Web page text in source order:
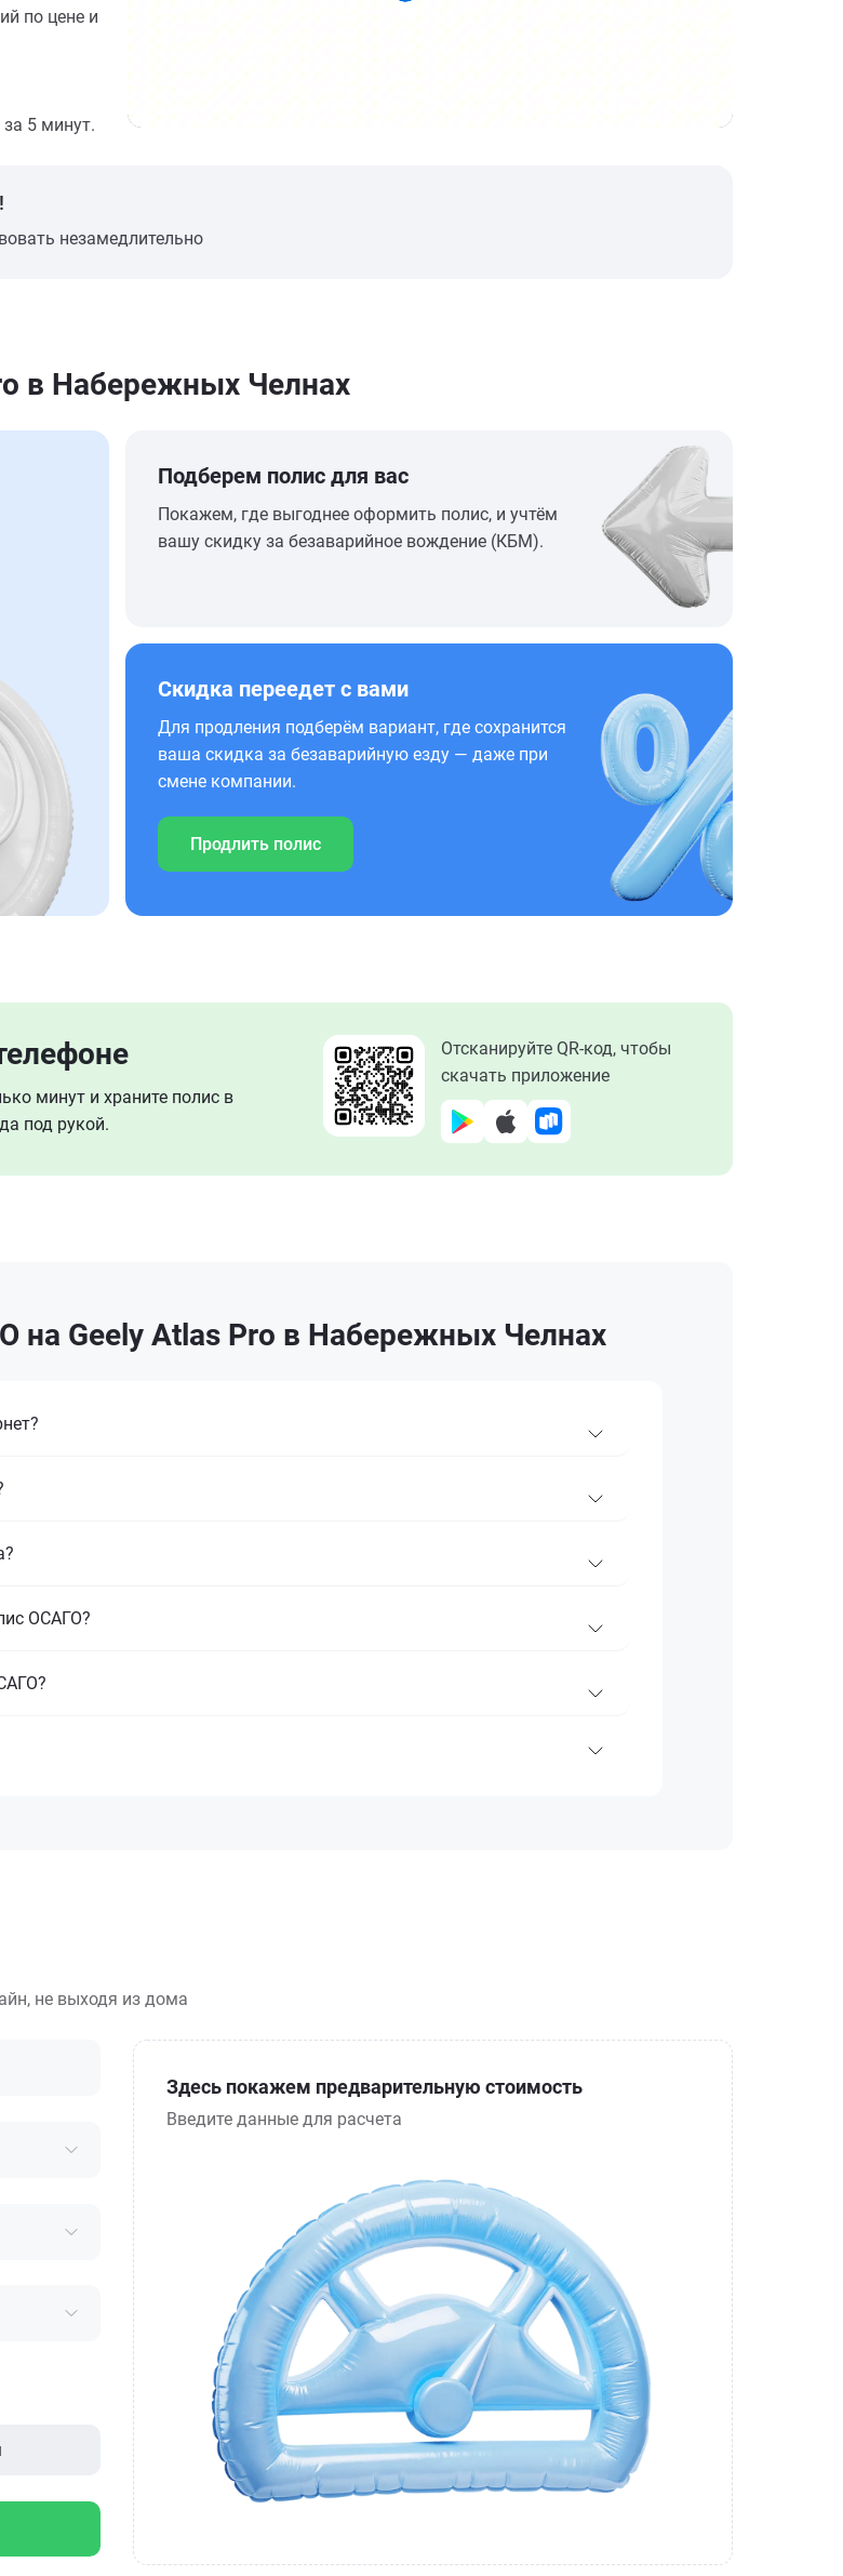
по цене и
5 минут.
незамедлительно
в Набережных Челнах
Подберем полис для вас
Покажем, где выгоднее оформить полис, и учтём
вашу скидку за безаварийное вождение (КБМ).
Скидка переедет с вами
Для продления подберём вариант, где сохранится
ваша скидка за безаварийную езду — даже при
смене компании.
Продлить полис
минут и храните полис в
под рукой.
Отсканируйте QR-код, чтобы
скачать приложение
на Geely Atlas Pro в Набережных Челнах
ОСАГО?
не выходя из дома
Здесь покажем предварительную стоимость
Введите данные для расчета